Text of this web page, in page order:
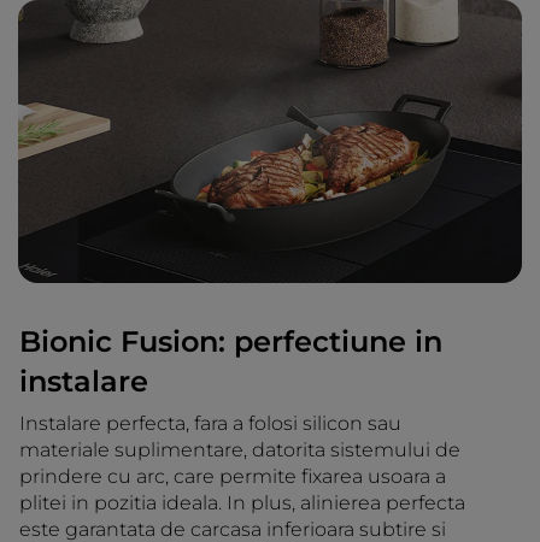
Bionic Fusion: perfectiune in
instalare
Instalare perfecta, fara a folosi silicon sau
materiale suplimentare, datorita sistemului de
prindere cu arc, care permite fixarea usoara a
plitei in pozitia ideala. In plus, alinierea perfecta
este garantata de carcasa inferioara subtire si